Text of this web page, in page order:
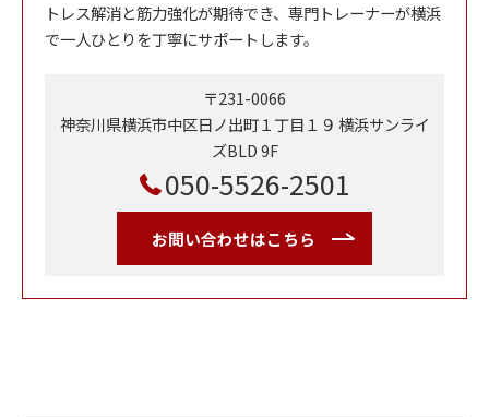
トレス解消と筋力強化が期待でき、専門トレーナーが横浜
で一人ひとりを丁寧にサポートします。
〒231-0066
神奈川県横浜市中区日ノ出町１丁目１９ 横浜サンライ
ズBLD 9F
050-5526-2501
お問い合わせはこちら